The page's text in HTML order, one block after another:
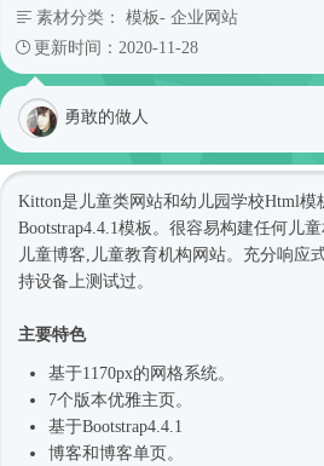
素材分类： 模板- 企业网站
更新时间：2020-11-28
勇敢的做人
Kitton是儿童类网站和幼儿园学校Html模
Bootstrap4 .4.1模板。很容易构建任何儿
儿童博客,儿童教育机构网站。充分响应
持设备上测试过。
主要特色
基于1170px的网格系统。
7个版本优雅主页。
基于Bootstrap4 .4.1
博客和博客单页。